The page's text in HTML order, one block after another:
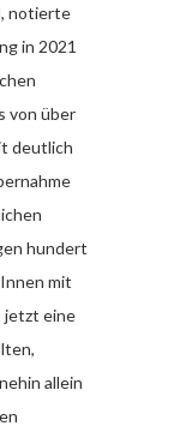
notierte
in 2021
von über
deutlich
hundert
mit
jetzt eine
allein